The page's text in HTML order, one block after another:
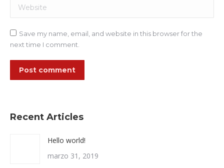
Website
Save my name, email, and website in this browser for the
next time I comment.
Post comment
Recent Articles
Hello world!
marzo 31, 2019